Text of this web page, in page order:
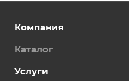
Компания
Каталог
Услуги